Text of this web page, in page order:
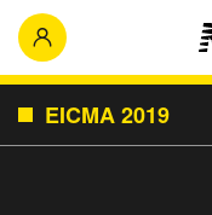
EICMA 2019